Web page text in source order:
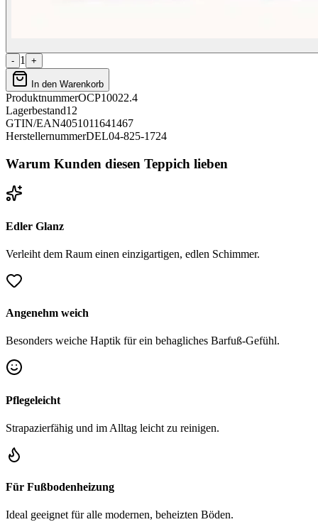
- 1 +
In den Warenkorb
ProduktnummerOCP10022.4
Lagerbestand12
GTIN/EAN4051011641467
HerstellernummerDEL04-825-1724
Warum Kunden diesen Teppich lieben
Edler Glanz
Verleiht dem Raum einen einzigartigen, edlen Schimmer.
Angenehm weich
Besonders weiche Haptik für ein behagliches Barfuß-Gefühl.
Pflegeleicht
Strapazierfähig und im Alltag leicht zu reinigen.
Für Fußbodenheizung
Ideal geeignet für alle modernen, beheizten Böden.